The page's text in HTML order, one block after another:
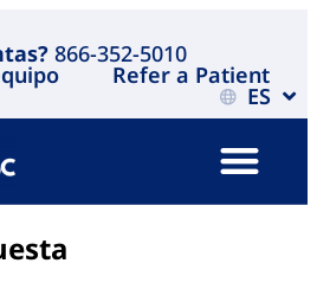
866-352-5010
Refer a Patient
ES